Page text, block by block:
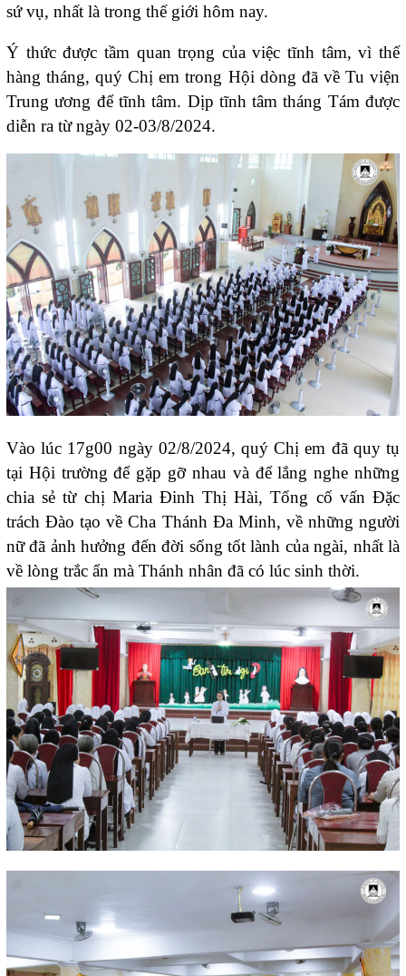
sứ vụ, nhất là trong thế giới hôm nay.
Ý thức được tầm quan trọng của việc tĩnh tâm, vì thế
hàng tháng, quý Chị em trong Hội dòng đã về Tu viện
Trung ương để tĩnh tâm. Dịp tĩnh tâm tháng Tám được
diễn ra từ ngày 02-03/8/2024.
Vào lúc 17g00 ngày 02/8/2024, quý Chị em đã quy tụ
tại Hội trường để gặp gỡ nhau và để lắng nghe những
chia sẻ từ chị Maria Đinh Thị Hài, Tổng cố vấn Đặc
trách Đào tạo về Cha Thánh Đa Minh, về những người
nữ đã ảnh hưởng đến đời sống tốt lành của ngài, nhất là
về lòng trắc ẩn mà Thánh nhân đã có lúc sinh thời.